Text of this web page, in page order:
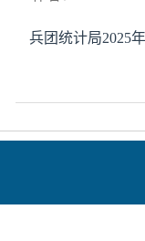
兵团统计局2025